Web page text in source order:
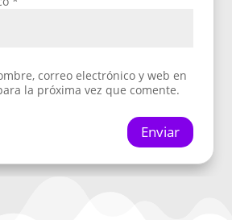
correo electrónico y web en
la próxima vez que comente.
Enviar